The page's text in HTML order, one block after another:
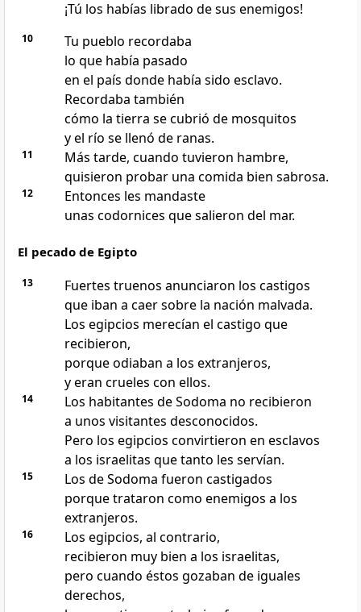
¡Tú los habías librado de sus enemigos!
10
Tu pueblo recordaba
lo que había pasado
en el país donde había sido esclavo.
Recordaba también
cómo la tierra se cubrió de mosquitos
y el río se llenó de ranas.
11
Más tarde, cuando tuvieron hambre,
quisieron probar una comida bien sabrosa.
12
Entonces les mandaste
unas codornices que salieron del mar.
El pecado de Egipto
13
Fuertes truenos anunciaron los castigos
que iban a caer sobre la nación malvada.
Los egipcios merecían el castigo que
recibieron,
porque odiaban a los extranjeros,
y eran crueles con ellos.
14
Los habitantes de Sodoma no recibieron
a unos visitantes desconocidos.
Pero los egipcios convirtieron en esclavos
a los israelitas que tanto les servían.
15
Los de Sodoma fueron castigados
porque trataron como enemigos a los
extranjeros.
16
Los egipcios, al contrario,
recibieron muy bien a los israelitas,
pero cuando éstos gozaban de iguales
derechos,